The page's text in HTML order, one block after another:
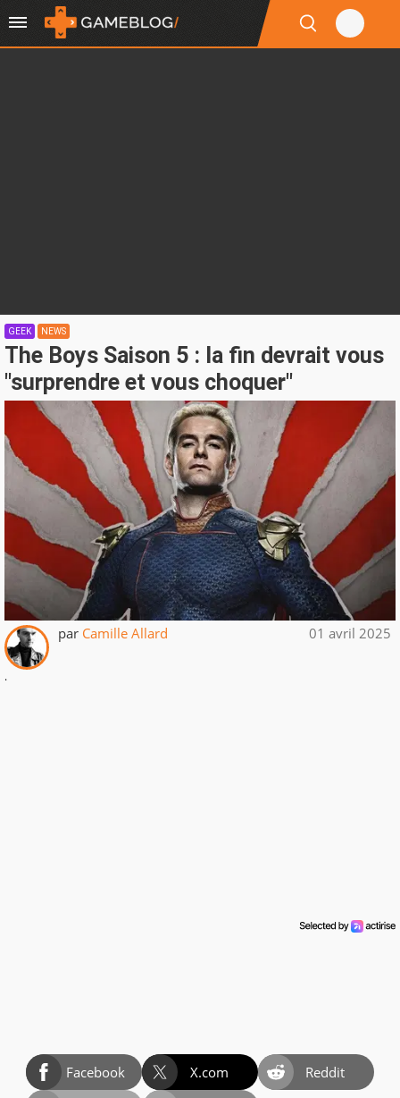
GEEK NEWS
The Boys Saison 5 : la fin devrait vous
"surprendre et vous choquer"
par Camille Allard 01 avril 2025
.
Facebook X.com
Reddit